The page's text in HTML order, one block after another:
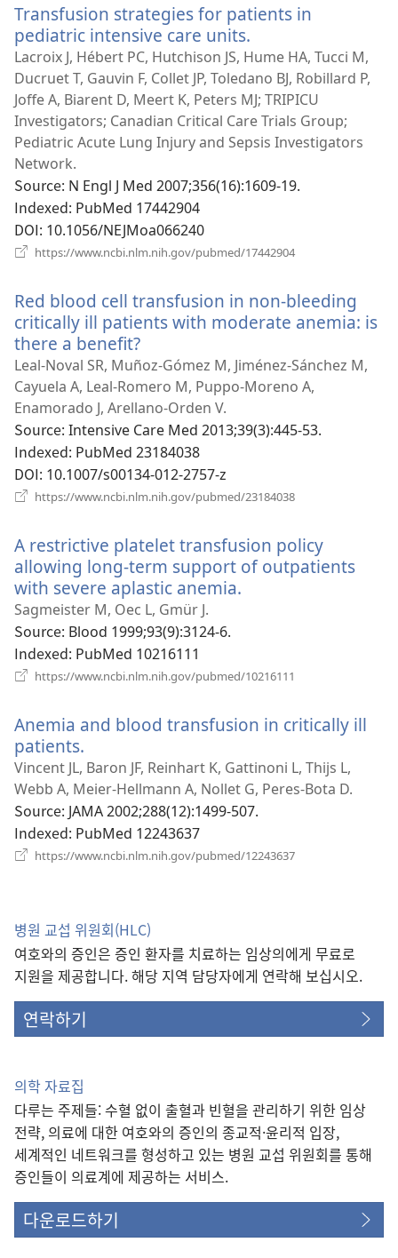
창
Transfusion strategies for patients in
pediatric intensive care units.
로
운
창
열
기)
Lacroix J, Hébert PC, Hutchison JS, Hume HA, Tucci M,
Ducruet T, Gauvin F, Collet JP, Toledano BJ, Robillard P,
Joffe A, Biarent D, Meert K, Peters MJ; TRIPICU
Investigators; Canadian Critical Care Trials Group;
Pediatric Acute Lung Injury and Sepsis Investigators
Network.
Source‎: N Engl J Med 2007;356(16):1609-19.
Indexed‎: PubMed 17442904
DOI‎: 10.1056/NEJMoa066240
https://www.ncbi.nlm.nih.gov/pubmed/17442904
창
열
기)
Red blood cell transfusion in non-bleeding
critically ill patients with moderate anemia: is
there a benefit?
로
운
창
열
기)
Leal-Noval SR, Muñoz-Gómez M, Jiménez-Sánchez M,
Cayuela A, Leal-Romero M, Puppo-Moreno A,
Enamorado J, Arellano-Orden V.
Source‎: Intensive Care Med 2013;39(3):445-53.
Indexed‎: PubMed 23184038
DOI‎: 10.1007/s00134-012-2757-z
https://www.ncbi.nlm.nih.gov/pubmed/23184038
창
열
기)
A restrictive platelet transfusion policy
allowing long-term support of outpatients
with severe aplastic anemia.
열
Sagmeister M, Oec L, Gmür J.
Source‎: Blood 1999;93(9):3124-6.
Indexed‎: PubMed 10216111
https://www.ncbi.nlm.nih.gov/pubmed/10216111
창
Anemia and blood transfusion in critically ill
patients.
로
운
창
열
기)
Vincent JL, Baron JF, Reinhart K, Gattinoni L, Thijs L,
Webb A, Meier-Hellmann A, Nollet G, Peres-Bota D.
Source‎: JAMA 2002;288(12):1499-507.
Indexed‎: PubMed 12243637
https://www.ncbi.nlm.nih.gov/pubmed/12243637
병원 교섭 위원회(HLC)
여호와의 증인은 증인 환자를 치료하는 임상의에게 무료로
지원을 제공합니다. 해당 지역 담당자에게 연락해 보십시오.
연락하기
의학 자료집
다루는 주제들: 수혈 없이 출혈과 빈혈을 관리하기 위한 임상
전략, 의료에 대한 여호와의 증인의 종교적·윤리적 입장,
세계적인 네트워크를 형성하고 있는 병원 교섭 위원회를 통해
증인들이 의료계에 제공하는 서비스.
다운로드하기